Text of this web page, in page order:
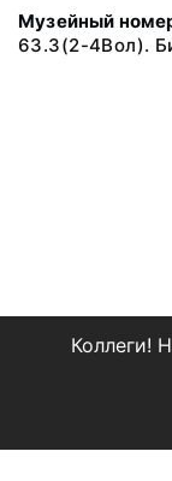
Музейный
63.3(2-4Вол).
Коллеги!